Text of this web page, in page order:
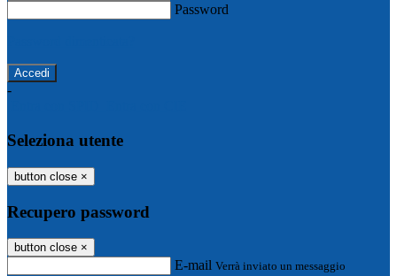
Password
-
Seleziona utente
button close ×
Recupero password
button close ×
E-mail Verrà inviato un messaggio